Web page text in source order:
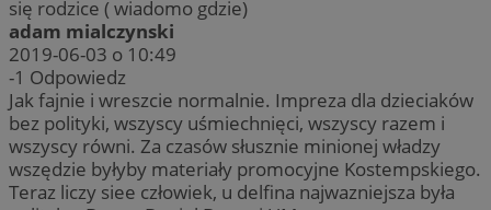
się rodzice ( wiadomo gdzie)
adam mialczynski
2019-06-03 o 10:49
-1 Odpowiedz
Jak fajnie i wreszcie normalnie. Impreza dla dzieciaków
bez polityki, wszyscy uśmiechnięci, wszyscy razem i
wszyscy równi. Za czasów słusznie minionej władzy
wszędzie byłyby materiały promocyjne Kostempskiego.
Teraz liczy siee człowiek, u delfina najwazniejsza była